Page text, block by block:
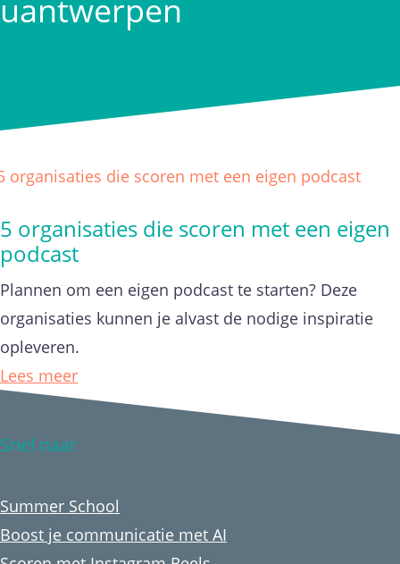
uantwerpen
5 organisaties die scoren met een eigen
podcast
Plannen om een eigen podcast te starten? Deze
organisaties kunnen je alvast de nodige inspiratie
opleveren.
Lees meer
Snel naar
Summer School
Boost je communicatie met AI